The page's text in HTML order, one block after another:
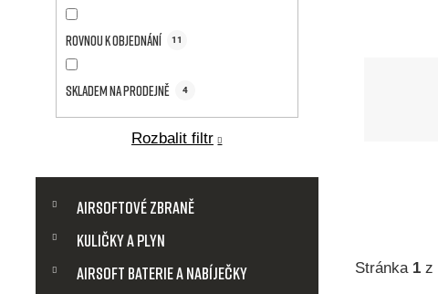
a
Rovnou k objednání 11
Skladem na prodejně 4
Rozbalit filtr
kategorieAirsoftové zbraně
Kuličky a plyn
Airsoft baterie a nabíječky
Stránka 1z